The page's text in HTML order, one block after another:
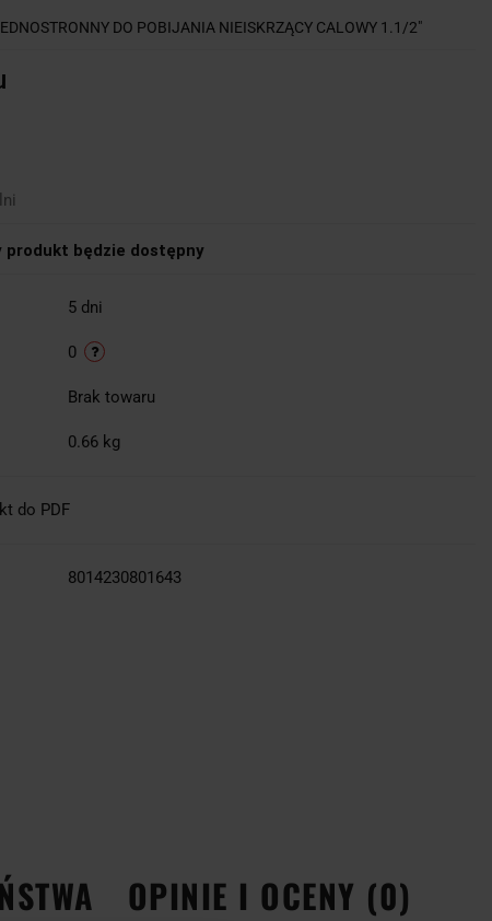
DO POBIJANIA NIEISKRZĄCY CALOWY 1.1/2"
produkt będzie dostępny
5 dni
0
Brak towaru
0.66 kg
do PDF
8014230801643
OPINIE I OCENY (0)